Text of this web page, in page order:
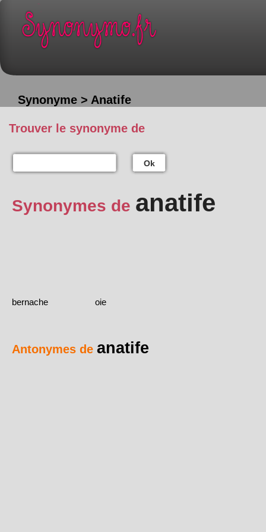
Synonyme > Anatife
Trouver le synonyme de
Ok
Synonymes de anatife
bernache oie
Antonymes de anatife